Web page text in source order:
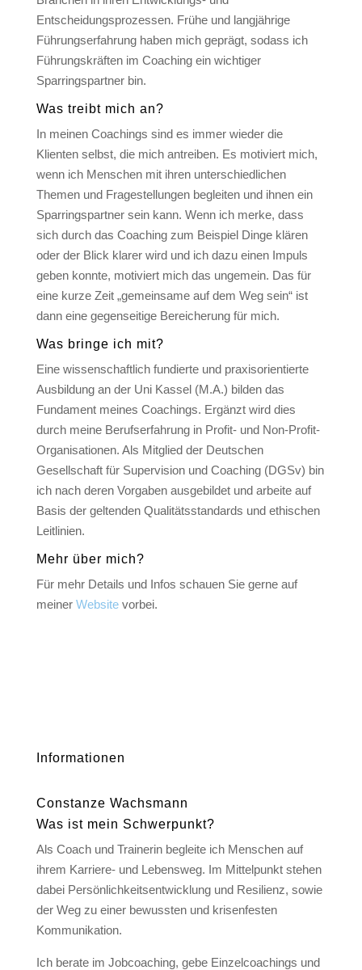
Entscheidungsprozessen. Frühe und langjährige
Führungserfahrung haben mich geprägt, sodass ich
Führungskräften im Coaching ein wichtiger
Sparringspartner bin.
Was treibt mich an?
In meinen Coachings sind es immer wieder die
Klienten selbst, die mich antreiben. Es motiviert mich,
wenn ich Menschen mit ihren unterschiedlichen
Themen und Fragestellungen begleiten und ihnen ein
Sparringspartner sein kann. Wenn ich merke, dass
sich durch das Coaching zum Beispiel Dinge klären
oder der Blick klarer wird und ich dazu einen Impuls
geben konnte, motiviert mich das ungemein. Das für
eine kurze Zeit „gemeinsame auf dem Weg sein“ ist
dann eine gegenseitige Bereicherung für mich.
Was bringe ich mit?
Eine wissenschaftlich fundierte und praxisorientierte
Ausbildung an der Uni Kassel (M.A.) bilden das
Fundament meines Coachings. Ergänzt wird dies
durch meine Berufserfahrung in Profit- und Non-Profit-
Organisationen. Als Mitglied der Deutschen
Gesellschaft für Supervision und Coaching (DGSv) bin
ich nach deren Vorgaben ausgebildet und arbeite auf
Basis der geltenden Qualitätsstandards und ethischen
Leitlinien.
Mehr über mich?
Für mehr Details und Infos schauen Sie gerne auf
meiner Website vorbei.
Informationen
Constanze Wachsmann
Was ist mein Schwerpunkt?
Als Coach und Trainerin begleite ich Menschen auf
ihrem Karriere- und Lebensweg. Im Mittelpunkt stehen
dabei Persönlichkeitsentwicklung und Resilienz, sowie
der Weg zu einer bewussten und krisenfesten
Kommunikation.
Ich berate im Jobcoaching, gebe Einzelcoachings und